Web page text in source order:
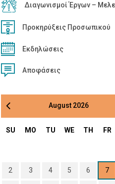
- Ανακοινώσεις ΔΕΑΠ
Διαγωνισμοί Έργων –
Προκηρύξεις Προσωπικού
Εκδηλώσεις
Αποφάσεις
August 2026
SU MO TU WE TH FR
2 3 4 5 6 7